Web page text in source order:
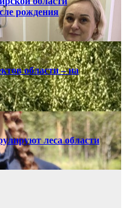
рождения
области – на
леса области